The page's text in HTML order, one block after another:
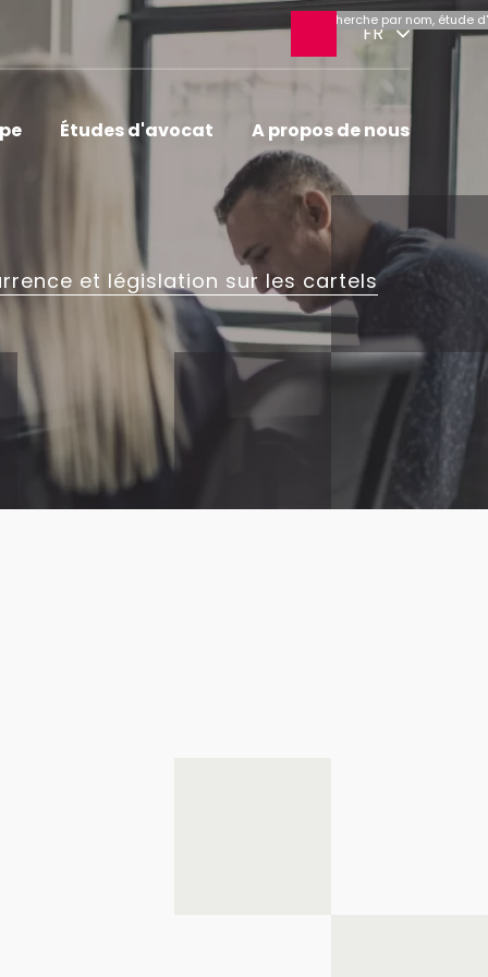
Ouvrir
la
recherche
FR
Études d'avocat A propos de nous
et législation sur les cartels